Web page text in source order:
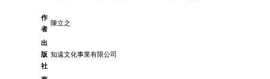
作
者
陳立之
出
版
社
知遠文化事業有限公司